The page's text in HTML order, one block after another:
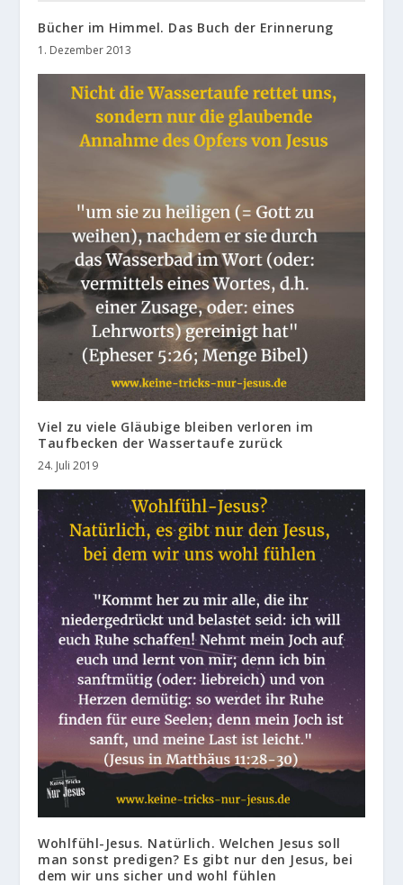
Bücher im Himmel. Das Buch der Erinnerung
1. Dezember 2013
Viel zu viele Gläubige bleiben verloren im
Taufbecken der Wassertaufe zurück
24. Juli 2019
Wohlfühl-Jesus. Natürlich. Welchen Jesus soll
man sonst predigen? Es gibt nur den Jesus, bei
dem wir uns sicher und wohl fühlen